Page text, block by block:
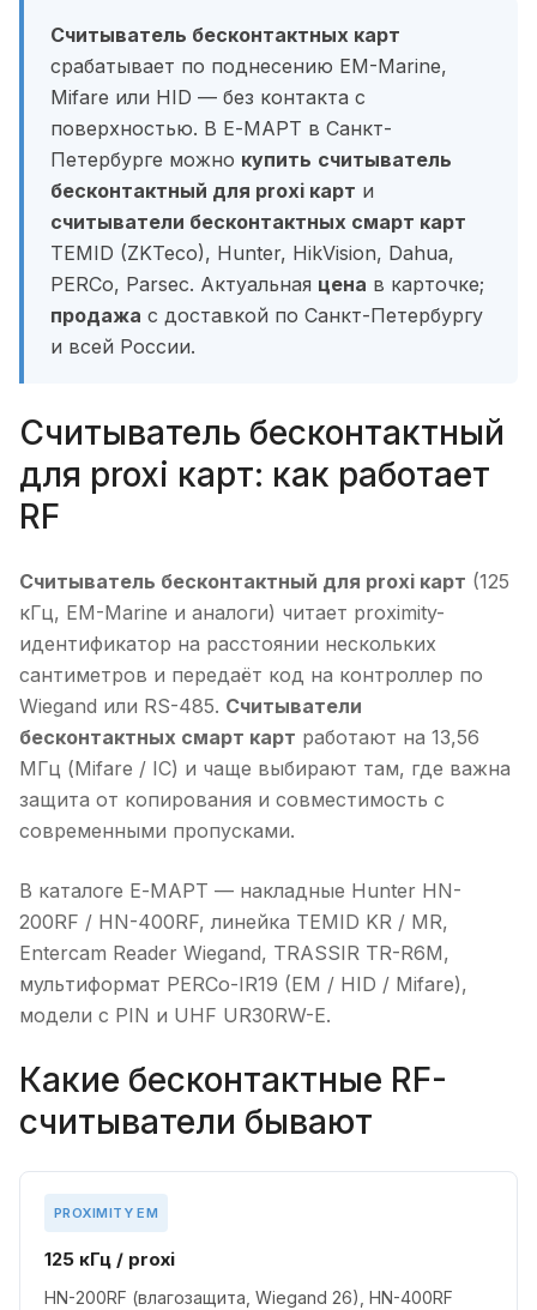
Считыватель бесконтактных карт
срабатывает по поднесению EM-Marine,
Mifare или HID — без контакта с
поверхностью. В Е-МАРТ в Санкт-
Петербурге можно купить считыватель
бесконтактный для proxi карт и
считыватели бесконтактных смарт карт
TEMID (ZKTeco), Hunter, HikVision, Dahua,
PERCo, Parsec. Актуальная цена в карточке;
продажа с доставкой по Санкт-Петербургу
и всей России.
Считыватель бесконтактный
для proxi карт: как работает
RF
Считыватель бесконтактный для proxi карт (125
кГц, EM-Marine и аналоги) читает proximity-
идентификатор на расстоянии нескольких
сантиметров и передаёт код на контроллер по
Wiegand или RS-485. Считыватели
бесконтактных смарт карт работают на 13,56
МГц (Mifare / IC) и чаще выбирают там, где важна
защита от копирования и совместимость с
современными пропусками.
В каталоге Е-МАРТ — накладные Hunter HN-
200RF / HN-400RF, линейка TEMID KR / MR,
Entercam Reader Wiegand, TRASSIR TR-R6M,
мультиформат PERCo-IR19 (EM / HID / Mifare),
модели с PIN и UHF UR30RW-E.
Какие бесконтактные RF-
считыватели бывают
PROXIMITY EM
125 кГц / proxi
HN-200RF (влагозащита, Wiegand 26), HN-400RF